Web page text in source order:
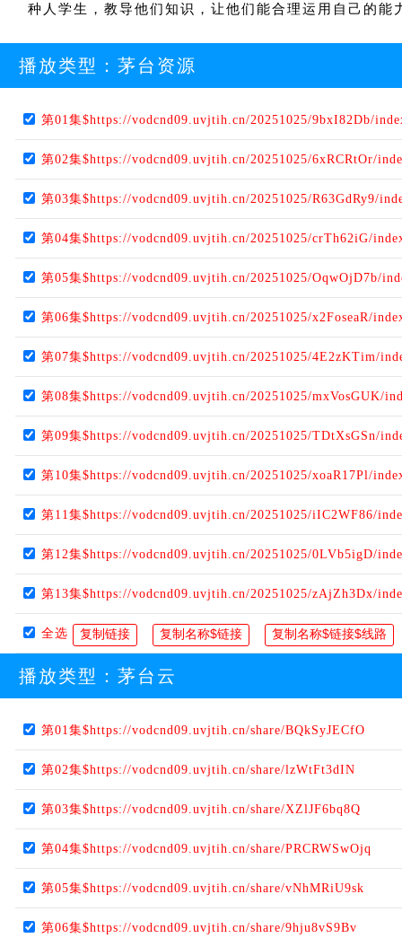
种人学生，教导他们知识，让他们能合理运用自己的
播放类型： 茅台资源
第01集$https://vodcnd09.uvjtih.cn/20251025/9bxI82Db/
第02集$https://vodcnd09.uvjtih.cn/20251025/6xRCRtOr/
第03集$https://vodcnd09.uvjtih.cn/20251025/R63GdRy9/
第04集$https://vodcnd09.uvjtih.cn/20251025/crTh62iG/
第05集$https://vodcnd09.uvjtih.cn/20251025/OqwOjD7b/
第06集$https://vodcnd09.uvjtih.cn/20251025/x2FoseaR/
第07集$https://vodcnd09.uvjtih.cn/20251025/4E2zKTim/
第08集$https://vodcnd09.uvjtih.cn/20251025/mxVosGUK/
第09集$https://vodcnd09.uvjtih.cn/20251025/TDtXsGSn/
第10集$https://vodcnd09.uvjtih.cn/20251025/xoaR17Pl/
第11集$https://vodcnd09.uvjtih.cn/20251025/iIC2WF86/
第12集$https://vodcnd09.uvjtih.cn/20251025/0LVb5igD/
第13集$https://vodcnd09.uvjtih.cn/20251025/zAjZh3Dx/
全选
播放类型： 茅台云
第01集$https://vodcnd09.uvjtih.cn/share/BQkSyJECfO
第02集$https://vodcnd09.uvjtih.cn/share/lzWtFt3dIN
第03集$https://vodcnd09.uvjtih.cn/share/XZlJF6bq8Q
第04集$https://vodcnd09.uvjtih.cn/share/PRCRWSwOjq
第05集$https://vodcnd09.uvjtih.cn/share/vNhMRiU9sk
第06集$https://vodcnd09.uvjtih.cn/share/9hju8vS9Bv